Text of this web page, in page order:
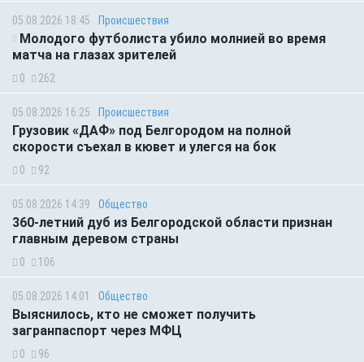
05.08.2026 18:45 Происшествия
Молодого футболиста убило молнией во время
матча на глазах зрителей
0 262
05.08.2026 16:25 Происшествия
Грузовик «ДАФ» под Белгородом на полной
скорости съехал в кювет и улегся на бок
0 92
05.08.2026 14:39 Общество
360-летний дуб из Белгородской области признан
главным деревом страны
0 106
05.08.2026 14:01 Общество
Выяснилось, кто не сможет получить
загранпаспорт через МФЦ
0 96